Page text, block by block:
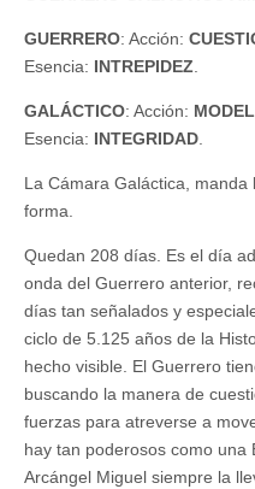
GUERRERO: Acción:
Esencia: INTREPIDEZ
GALÁCTICO: Acción:
Esencia: INTEGRIDAD
La Cámara Galáctica,
forma.
Quedan 208 días. Es el día
onda del Guerrero anterior,
días tan señalados y
ciclo de 5.125 años de la
hecho visible. El Guerrero
buscando la manera de
fuerzas para atreverse a
hay tan poderosos como una
Arcángel Miguel siempre la